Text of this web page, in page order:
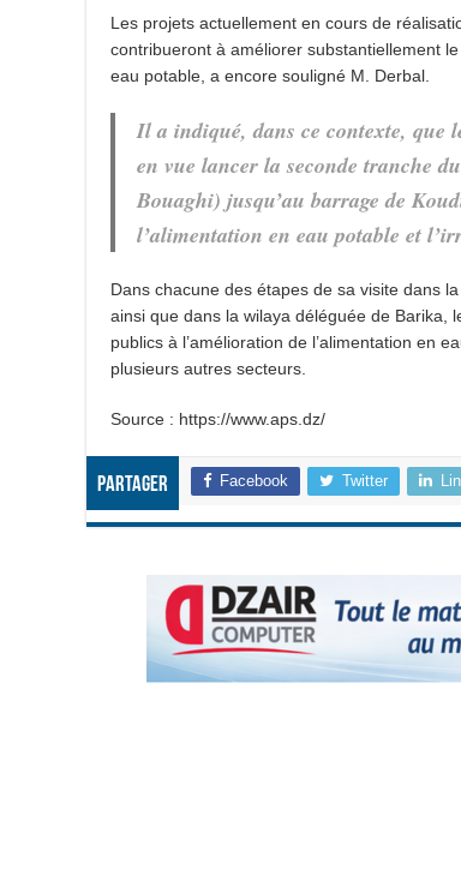
Les projets actuellement en cours de
contribueront à améliorer substantiellement
eau potable, a encore souligné M. Derbal.
Il a indiqué, dans ce contexte, que
en vue lancer la seconde tranche
Bouaghi) jusqu’au barrage de
l’alimentation en eau potable et
Dans chacune des étapes de sa visite dans
ainsi que dans la wilaya déléguée de Barika,
publics à l’amélioration de l’alimentation en
plusieurs autres secteurs.
Source : https://www.aps.dz/
Partager Facebook Twitter